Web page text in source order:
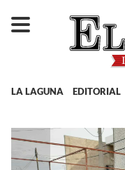
LA LAGUNA EDITORIAL